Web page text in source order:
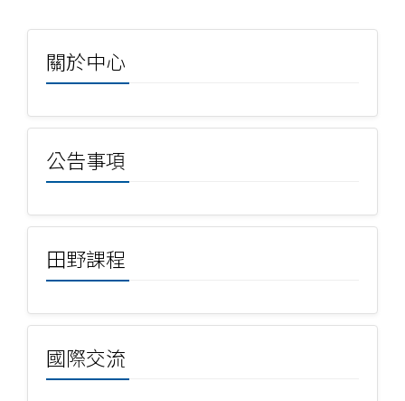
關於中心
公告事項
田野課程
國際交流